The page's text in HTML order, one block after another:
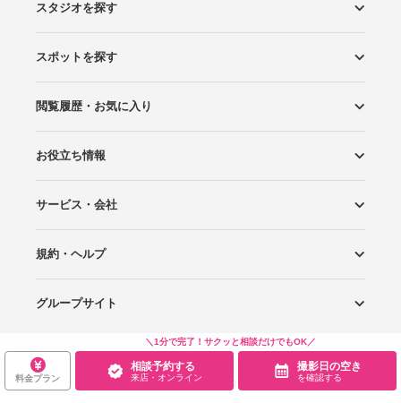
＼1分で完了！サクッと相談だけでもOK／
料金プラン
相談予約する
来店・オンライン
撮影日の空き
を確認する
スタジオを探す
エリアから探す
こだわりから探す
NEW PHOTO STYLE
プランから探す
フォトタイプ診断
フォトグラファーから探す
国内リゾートから探す
スポットを探す
ロケーションから探す
スタジオから探す
閲覧履歴・お気に入り
閲覧スタジオ
お気に入り
お役立ち情報
Wedding Photo マガジン
はじめてガイド
サービス・会社
Photoraitとは
スタジオの掲載について
お問い合わせ
運営会社
サイトマップ
規約・ヘルプ
プライバシーポリシー
利用規約
ヘルプ
グループサイト
Wedding Park
Wedding Park 海外
Ringraph
Copyright © WEDDING PARK CO.,LTD.